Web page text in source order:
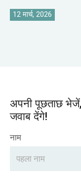
12 मार्च, 2026
अपनी पूछताछ
जवाब देंगे!
नाम